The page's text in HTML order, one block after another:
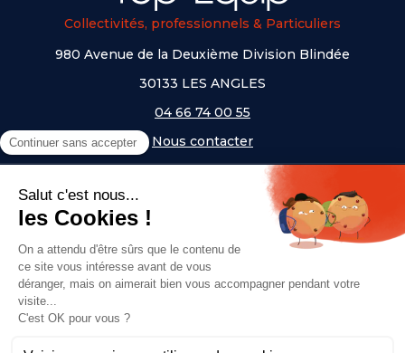
Collectivités, professionnels & Particuliers
980 Avenue de la Deuxième Division Blindée
30133 LES ANGLES
04 66 74 00 55
Nous contacter
NOS UNIVERS